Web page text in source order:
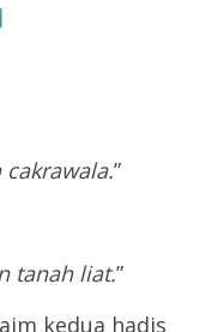
”
tanah liat.”
kedua hadis